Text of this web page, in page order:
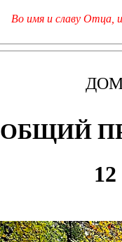
Во имя и славу Отца,
ОБЩИЙ